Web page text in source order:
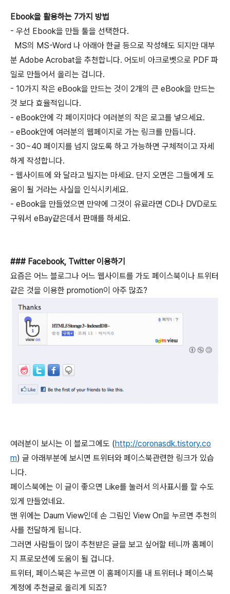
Ebook을 활용하는 7가지 방법
- 우선 Ebook을 만들 툴을 선택한다.
MS의 MS-Word 나 아래아 한글 등으로 작성해도 되지만 대부
분 Adobe Acrobat을 추천합니다. 어도비 아크로벳으로 PDF 파
일로 만들어서 올리는 겁니다.
- 10가지 작은 eBook을 만드는 것이 2개의 큰 eBook을 만드는
것 보다 효율적입니다.
- eBook안에 각 페이지마다 여러분의 작은 로고를 넣으세요.
- eBook안에 여러분의 웹페이지로 가는 링크를 만듭니다.
- 30~40 페이지를 넘지 않도록 하고 가능하면 구체적이고 자세
하게 작성합니다.
- 웹사이트에 와 달라고 빌지는 마세요. 단지 오면은 그들에게 도
움이 될 거라는 사실을 인식시키세요.
- eBook을 만들었으면 만약에 그것이 유료라면 CD나 DVD로도
구워서 eBay같은데서 판매를 하세요.
### Facebook, Twitter 이용하기
요즘은 어느 블로그나 어느 웹사이트를 가도 페이스북이나 트위터
같은 것을 이용한 promotion이 아주 많죠?
여러분이 보시는 이 블로그에도 (http://coronasdk.tistory.co
m) 글 아래부분에 보시면 트위터와 페이스북관련한 링크가 있습
니다.
페이스북에는 이 글이 좋으면 Like를 눌러서 의사표시를 할 수도
있게 만들었네요.
맨 위에는 Daum View인데 손 그림인 View On을 누르면 추천의
사를 전달하게 됩니다.
그러면 사람들이 많이 추천받은 글을 보고 싶어할 테니까 홈페이
지 프로모션에 도움이 될 겁니다.
트위터, 페이스북은 누르면 이 홈페이지를 내 트위터나 페이스북
계정에 추천글로 올리게 되죠?